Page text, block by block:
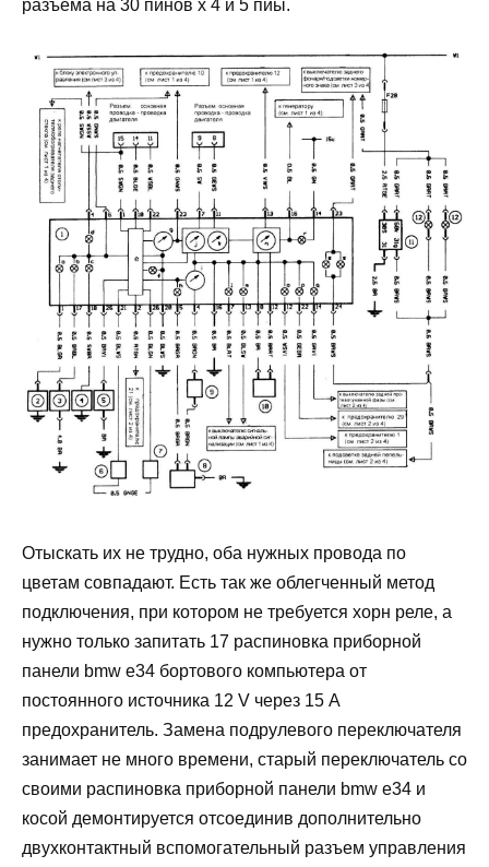
разъема на 30 пинов х 4 и 5 пиы.
Отыскать их не трудно, оба нужных провода по
цветам совпадают. Есть так же облегченный метод
подключения, при котором не требуется хорн реле, а
нужно только запитать 17 распиновка приборной
панели bmw e34 бортового компьютера от
постоянного источника 12 V через 15 А
предохранитель. Замена подрулевого переключателя
занимает не много времени, старый переключатель со
своими распиновка приборной панели bmw e34 и
косой демонтируется отсоединив дополнительно
двухконтактный вспомогательный разъем управления